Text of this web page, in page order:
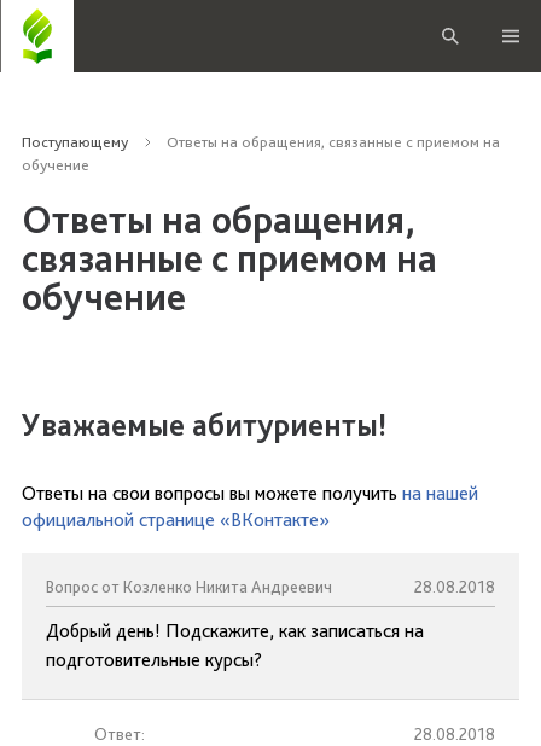
Поступающему
Ответы на обращения, связанные с приемом на
обучение
Ответы на обращения,
связанные с приемом на
обучение
Уважаемые абитуриенты!
Ответы на свои вопросы вы можете получить на нашей
официальной странице «ВКонтакте»
Вопрос от Козленко Никита Андреевич 28.08.2018
Добрый день! Подскажите, как записаться на
подготовительные курсы?
Ответ: 28.08.2018